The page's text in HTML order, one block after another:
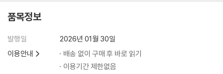
품목정보
발행일
2026년 01월 30일
이용안내
배송 없이 구매 후 바로 읽기
이용기간 제한없음